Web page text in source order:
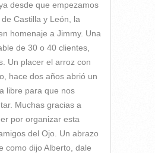
desde que empezamos
Castilla y León, la
homenaje a Jimmy. Una
de 30 o 40 clientes,
Un placer el arroz con
hace dos años abrió un
libre para que nos
Muchas gracias a
por organizar esta
del Ojo. Un abrazo
como dijo Alberto, dale